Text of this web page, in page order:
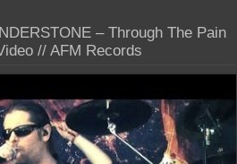
– Through The Pain
// AFM Records